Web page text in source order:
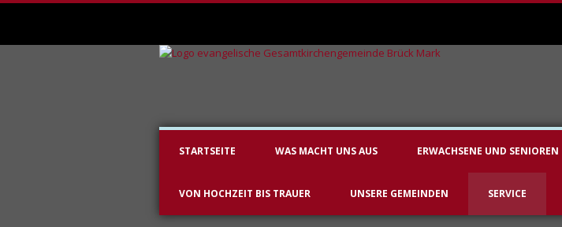
STARTSEITE WAS MACHT UNS AUS ERWACHSENE UND SENIOREN
VON HOCHZEIT BIS TRAUER UNSERE GEMEINDEN SERVICE